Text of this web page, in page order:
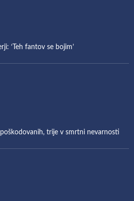
‘Teh fantov se bojim’
trije v smrtni nevarnosti